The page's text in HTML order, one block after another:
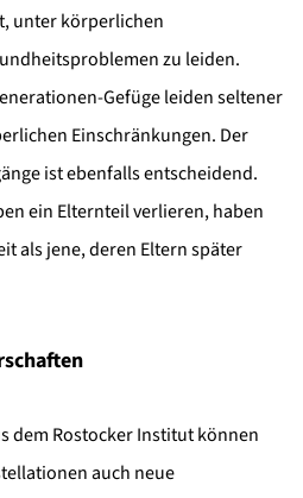
unter körperlichen
zu leiden.
Gefüge leiden seltener
Einschränkungen. Der
ist ebenfalls entscheidend.
ein Elternteil verlieren, haben
als jene, deren Eltern später
dem Rostocker Institut können
auch neue